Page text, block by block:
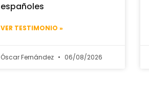
españoles
VER TESTIMONIO »
Óscar Fernández 06/08/2026